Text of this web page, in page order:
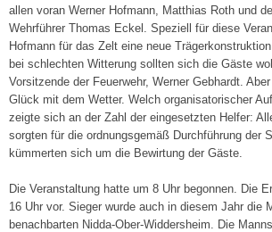
allen voran Werner Hofmann, Matthias Roth und
Wehrführer Thomas Eckel. Speziell für diese
Hofmann für das Zelt eine neue
bei schlechten Witterung sollten sich die Gäste
Vorsitzende der Feuerwehr, Werner Gebhardt.
Glück mit dem Wetter. Welch organisatorischer
zeigte sich an der Zahl der eingesetzten Helfer:
sorgten für die ordnungsgemäß Durchführung der
kümmerten sich um die Bewirtung der Gäste.
Die Veranstaltung hatte um 8 Uhr begonnen. Die
16 Uhr vor. Sieger wurde auch in diesem Jahr die
benachbarten Nidda-Ober-Widdersheim. Die